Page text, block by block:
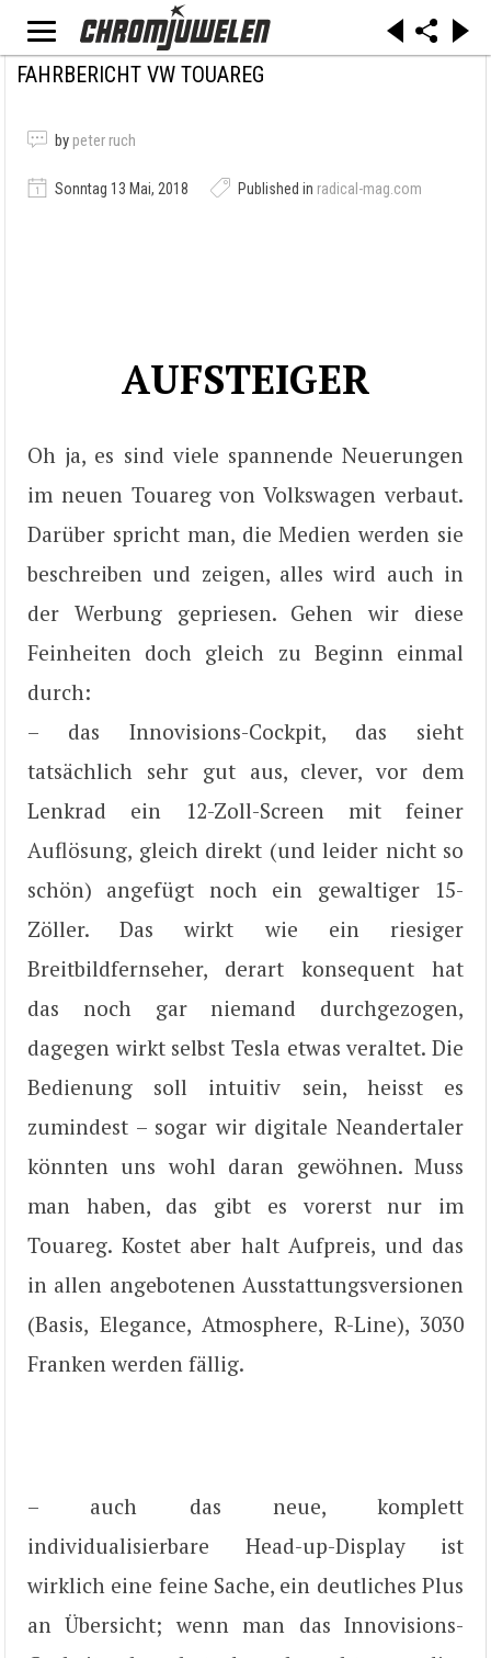
FAHRBERICHT VW TOUAREG
by peter ruch
Sonntag 13 Mai, 2018 Published in radical-mag.com
AUFSTEIGER
Oh ja, es sind viele spannende Neuerungen
im neuen Touareg von Volkswagen verbaut.
Darüber spricht man, die Medien werden sie
beschreiben und zeigen, alles wird auch in
der Werbung gepriesen. Gehen wir diese
Feinheiten doch gleich zu Beginn einmal
durch:
– das Innovisions-Cockpit, das sieht
tatsächlich sehr gut aus, clever, vor dem
Lenkrad ein 12-Zoll-Screen mit feiner
Auflösung, gleich direkt (und leider nicht so
schön) angefügt noch ein gewaltiger 15-
Zöller. Das wirkt wie ein riesiger
Breitbildfernseher, derart konsequent hat
das noch gar niemand durchgezogen,
dagegen wirkt selbst Tesla etwas veraltet. Die
Bedienung soll intuitiv sein, heisst es
zumindest – sogar wir digitale Neandertaler
könnten uns wohl daran gewöhnen. Muss
man haben, das gibt es vorerst nur im
Touareg. Kostet aber halt Aufpreis, und das
in allen angebotenen Ausstattungsversionen
(Basis, Elegance, Atmosphere, R-Line), 3030
Franken werden fällig.
– auch das neue, komplett
individualisierbare Head-up-Display ist
wirklich eine feine Sache, ein deutliches Plus
an Übersicht; wenn man das Innovisions-